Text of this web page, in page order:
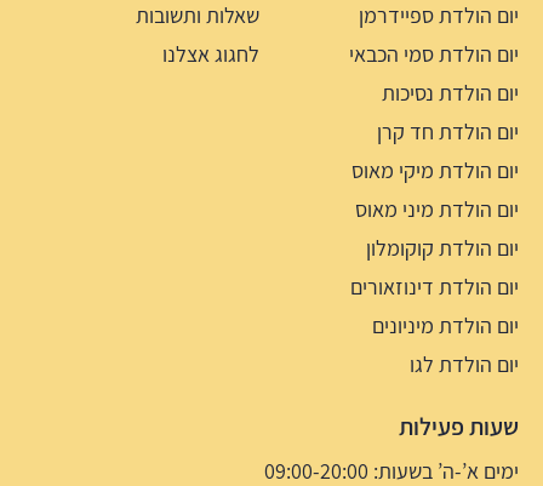
יום הולדת ספיידרמן
יום הולדת סמי הכבאי
יום הולדת נסיכות
יום הולדת חד קרן
יום הולדת מיקי מאוס
יום הולדת מיני מאוס
יום הולדת קוקומלון
יום הולדת דינוזאורים
יום הולדת מיניונים
יום הולדת לגו
שאלות ותשובות
לחגוג אצלנו
שעות פעילות
ימים א’-ה’ בשעות: 09:00-20:00